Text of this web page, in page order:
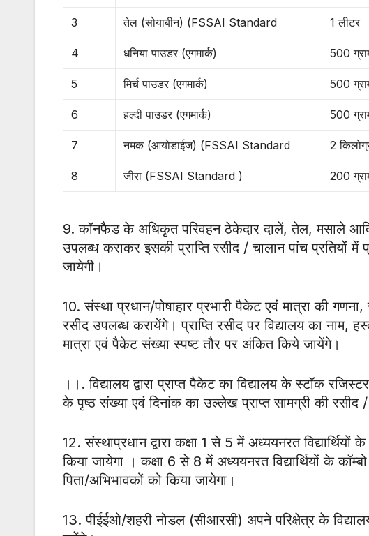
3 तेल (सोयाबीन) (FSSAI Standard 1 लीटर
4 धनिया पाउडर (एगमार्क) 500
5 मिर्च पाउडर (एगमार्क) 500
6 हल्दी पाउडर (एगमार्क) 500
7 नमक (आयोडाईज) (FSSAI Standard 2
8 जीरा (FSSAI Standard ) 200
9. कॉनफैड के अधिकृत परिवहन ठेकेदार दालें, तेल, मसाले
उपलब्ध कराकर इसकी प्राप्ति रसीद / चालान पांच प्रतियों
जायेगी।
10. संस्था प्रधान/पोषाहार प्रभारी पैकेट एवं मात्रा की
रसीद उपलब्ध करायेंगे। प्राप्ति रसीद पर विद्यालय का नाम,
मात्रा एवं पैकेट संख्या स्पष्ट तौर पर अंकित किये जायेंगे।
।।. विद्यालय द्वारा प्राप्त पैकेट का विद्यालय के स्टॉक
के पृष्ठ संख्या एवं दिनांक का उल्लेख प्राप्त सामग्री की रसीद /
12. संस्थाप्रधान द्वारा कक्षा 1 से 5 में अध्ययनरत
किया जायेगा । कक्षा 6 से 8 में अध्ययनरत विद्यार्थियों के
पिता/अभिभावकों को किया जायेगा।
13. पीईईओ/शहरी नोडल (सीआरसी) अपने परिक्षेत्र के